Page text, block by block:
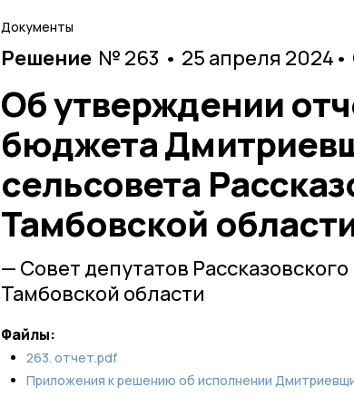
Документы
Решение № 263 • 25 апреля 2024
Об утверждении
бюджета
сельсовета
Тамбовской
— Совет депутатов
Тамбовской области
Файлы:
263. отчет.pdf
Приложения к решению об исполнении